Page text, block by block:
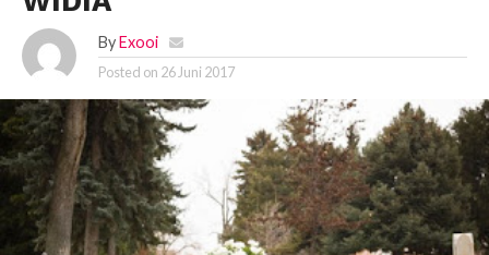
By Exooi
Posted on 26 Juni 2017